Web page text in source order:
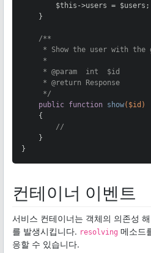
        $this->users = $users;
    }
/**
* Show the user with the
     *
     *
@param
  int  $id
     *
@return Response
     */
public function show($id)
{
//
    }
}
컨테이너 이벤트
서비스 컨테이너는 객체의 의존성
를 발생시킵니다. resolving 메소드
응할 수 있습니다.